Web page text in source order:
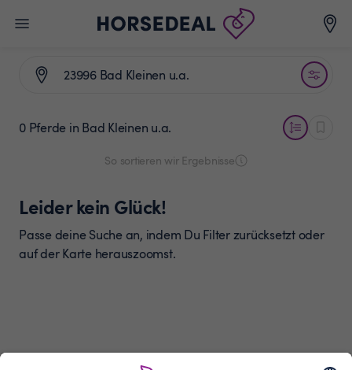
0 Pferde in Bad Kleinen u.a.
So sortieren wir Ergebnisse
Leider kein Glück!
Passe deine Suche an, indem Du Filter zurücksetzt oder
auf der Karte herauszoomst.